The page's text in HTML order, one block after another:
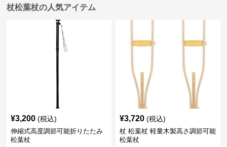
杖松葉杖の人気アイテム
¥3,200 (税込)
伸縮式高度調節可能折りたたみ
松葉杖
¥3,720 (税込)
杖 松葉杖 軽量木製高さ調節可能
松葉杖